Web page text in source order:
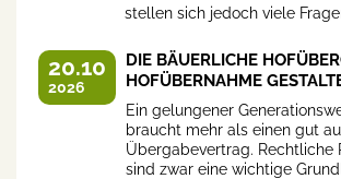
stellen sich jedoch viele
20.10
2026
DIE BÄUERLICHE
HOFÜBERNAHME
Ein gelungener
braucht mehr als einen gut
Übergabevertrag. Rechtliche
sind zwar eine wichtige